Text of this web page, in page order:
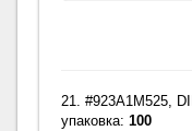
21. #923A1M525,
упаковка:100